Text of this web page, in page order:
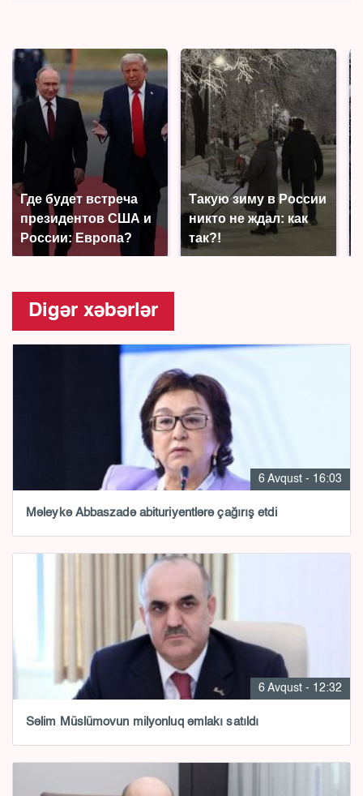
Где будет встреча
президентов США и
России: Европа?
Такую зиму в России
никто не ждал: как
так?!
Digər xəbərlər
6 Avqust - 16:03
Məleykə Abbaszadə abituriyentlərə çağırış etdi
6 Avqust - 12:32
Səlim Müslümovun milyonluq əmlakı satıldı